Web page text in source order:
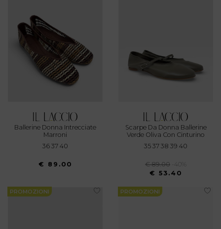
Ballerine Donna Intrecciate
Marroni
36 37 40
€ 89.00
Scarpe Da Donna Ballerine
Verde Oliva Con Cinturino
35 37 38 39 40
€ 89.00
-40%
€ 53.40
PROMOZIONI PROMOZIONI